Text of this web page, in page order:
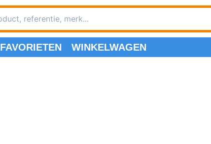
FAVORIETEN WINKELWAGEN